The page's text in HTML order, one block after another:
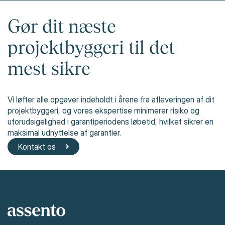
Gør dit næste
projektbyggeri til det
mest sikre
Vi løfter alle opgaver indeholdt i årene fra afleveringen af dit
projektbyggeri, og vores ekspertise minimerer risiko og
uforudsigelighed i garantiperiodens løbetid, hvilket sikrer en
maksimal udnyttelse af garantier.
Kontakt os